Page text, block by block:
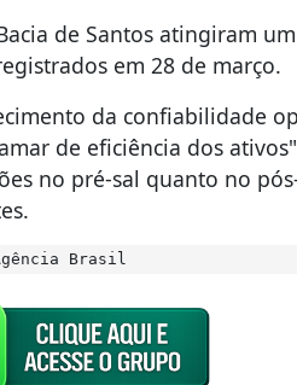
de Santos atingiram
em 28 de março.
da confiabilidade
de eficiência dos
no pré-sal quanto no
Brasil